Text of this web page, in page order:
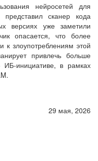
нейросетей для
представил сканер кода
версиях уже заметили
опасается, что более
к злоупотреблениям этой
привлечь больше
инициативе, в рамках
29 мая, 2026